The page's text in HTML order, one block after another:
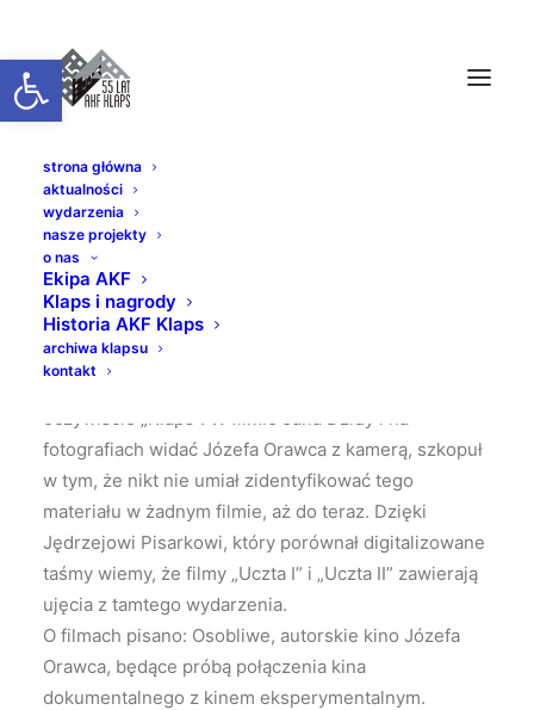
Otwórz pasek narzędzi
strona główna
aktualności
wydarzenia
nasze projekty
o nas
Ekipa AKF
Klaps i nagrody
Historia AKF Klaps
archiwa klapsu
kontakt
Praca nad porządkowaniem archiwalnych zbiorów
„Klapsa” owocuje różnorakimi odkryciami, jednym z
nich jest odnalezienie „zaginionego” materiału z
inscenizacji tradycyjnego wesela z 1973 roku.
oczywiście „Klaps”. W filmie Jana Dzidy i na
fotografiach widać Józefa Orawca z kamerą, szkopuł
w tym, że nikt nie umiał zidentyfikować tego
materiału w żadnym filmie, aż do teraz. Dzięki
Jędrzejowi Pisarkowi, który porównał digitalizowane
taśmy wiemy, że filmy „Uczta I” i „Uczta II” zawierają
ujęcia z tamtego wydarzenia.
O filmach pisano: Osobliwe, autorskie kino Józefa
Orawca, będące próbą połączenia kina
dokumentalnego z kinem eksperymentalnym.